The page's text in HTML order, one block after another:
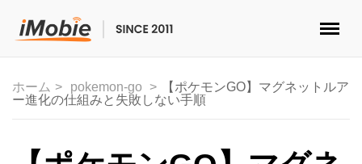
ロック解除&データ復元
マルチメディア
ホーム pokemon-go
【ポケモンGO】マグネットルア
ー進化の仕組みと失敗しない手順